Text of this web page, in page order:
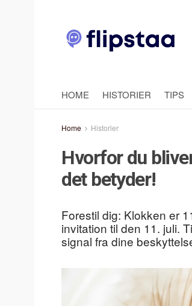
HOME HISTORIER TIPS
Home Historier
Hvorfor du
det betyder!
Forestil dig: Klokken er
invitation til den 11. juli.
signal fra dine